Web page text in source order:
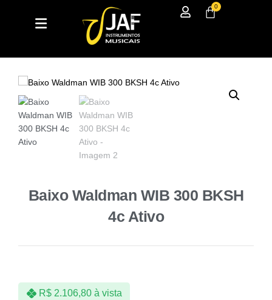
0
Baixo Waldman WIB 300 BKSH
4c Ativo
R$2.106,80 à vista